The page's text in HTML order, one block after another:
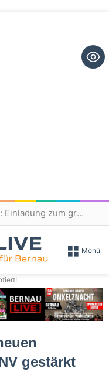
6 Jahre Braurecht in Börnicke: Einladung zum großen Jubiläumsfest
Menü
gestärkt